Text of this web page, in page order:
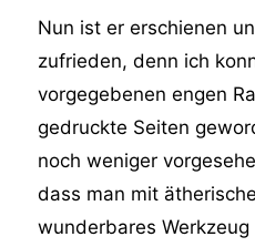
Nun ist er erschienen
zufrieden, denn ich
vorgegebenen engen
gedruckte Seiten
noch weniger
dass man mit
wunderbares